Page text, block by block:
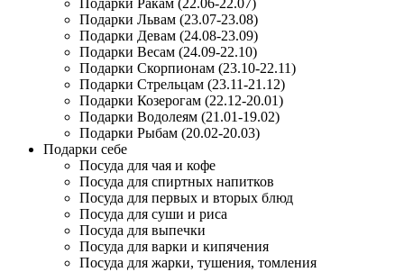
Подарки Ракам (22.06-22.07)
Подарки Львам (23.07-23.08)
Подарки Девам (24.08-23.09)
Подарки Весам (24.09-22.10)
Подарки Скорпионам (23.10-22.11)
Подарки Стрельцам (23.11-21.12)
Подарки Козерогам (22.12-20.01)
Подарки Водолеям (21.01-19.02)
Подарки Рыбам (20.02-20.03)
Подарки себе
Посуда для чая и кофе
Посуда для спиртных напитков
Посуда для первых и вторых блюд
Посуда для суши и риса
Посуда для выпечки
Посуда для варки и кипячения
Посуда для жарки, тушения, томления